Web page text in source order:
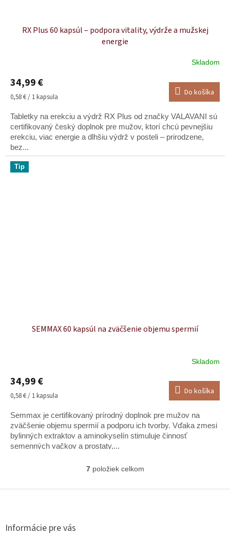
RX Plus 60 kapsúl – podpora vitality, výdrže a mužskej
energie
produktu
je
5,0
z
hviezdičiek.
Skladom
34,99 €
Jednotková
0,58 € / 1 kapsula Do košíka
Tabletky na erekciu a výdrž RX Plus od značky VALAVANI sú
certifikovaný český doplnok pre mužov, ktorí chcú pevnejšiu
erekciu, viac energie a dlhšiu výdrž v posteli – prirodzene,
bez...
Tip
SEMMAX 60 kapsúl na zväčšenie objemu spermií
produktu
je
4,7
z
hviezdičiek.
Skladom
34,99 €
Jednotková
0,58 € / 1 kapsula Do košíka
Semmax je certifikovaný prírodný doplnok pre mužov na
zväčšenie objemu spermií a podporu ich tvorby. Vďaka zmesi
bylinných extraktov a aminokyselín stimuluje činnosť
semenných vačkov a prostaty,...
O
l
7položiek celkom
Z
Informácie pre vás